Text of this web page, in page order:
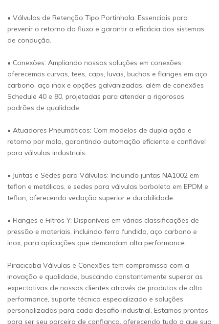
• Válvulas de Retenção Tipo Portinhola: Essenciais para
prevenir o retorno do fluxo e garantir a eficácia dos sistemas
de condução.
• Conexões: Ampliando nossas soluções em conexões,
oferecemos curvas, tees, caps, luvas, buchas e flanges em aço
carbono, aço inox e opções galvanizadas, além de conexões
Schedule 40 e 80, projetadas para atender a rigorosos
padrões de qualidade.
• Atuadores Pneumáticos: Com modelos de dupla ação e
retorno por mola, garantindo automação eficiente e confiável
para válvulas industriais.
• Juntas e Sedes para Válvulas: Incluindo juntas NA1002 em
teflon e metálicas, e sedes para válvulas borboleta em EPDM e
teflon, oferecendo vedação superior e durabilidade.
• Flanges e Filtros Y: Disponíveis em várias classificações de
pressão e materiais, incluindo ferro fundido, aço carbono e
inox, para aplicações que demandam alta performance.
Piracicaba Válvulas e Conexões tem compromisso com a
inovação e qualidade, buscando constantemente superar as
expectativas de nossos clientes através de produtos de alta
performance, suporte técnico especializado e soluções
personalizadas para cada desafio industrial. Estamos prontos
para ser seu parceiro de confiança, oferecendo tudo o que sua